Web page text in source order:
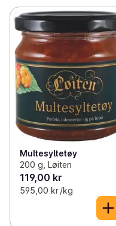
Multesyltetøy
200 g, Løiten
119,00 kr
595,00 kr /kg